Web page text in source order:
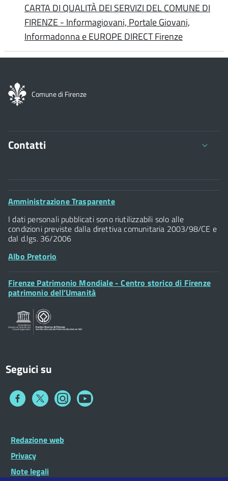
CARTA DI QUALITÀ DEI SERVIZI DEL COMUNE DI
FIRENZE - Informagiovani, Portale Giovani,
Informadonna e EUROPE DIRECT Firenze
Comune di Firenze
Contatti
Comune di Firenze
Palazzo Vecchio
Piazza della Signoria - 50122, Firenze
P.IVA 01307110484
Posta Elettronica Certificata
Footer
Amministrazione Trasparente
I dati personali pubblicati sono riutilizzabili solo alle
condizioni previste dalla direttiva comunitaria 2003/98/CE e
dal d.lgs. 36/2006
Albo Pretorio
Footer
Widget
Firenze Patrimonio Mondiale - Centro storico di Firenze
patrimonio dell’Umanità
Seguici su
Collegamento
Collegamento
a
Collegamento
a
Collegamento
a
Footer
Widget
Footer
menu
Redazione web
Privacy
Note legali